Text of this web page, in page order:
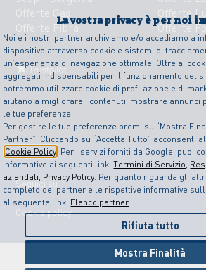
La vostra privacy è per noi
Noi e i nostri partner archiviamo e/o accediamo a
dispositivo attraverso cookie e sistemi di
un’esperienza di navigazione ottimale. Oltre ai
aggregati indispensabili per il funzionamento del
potremmo utilizzare cookie di profilazione e di
aiutano a migliorare i contenuti, mostrare annunci
le tue preferenze
Per gestire le tue preferenze premi su “Mostra
Partner”. Cliccando su “Accetta Tutto” acconsenti
Cookie Policy . Per i servizi forniti da Google, puoi
informative ai seguenti link:Termini di Servizio,
aziendali, Privacy Policy. Per quanto riguarda gli
completo dei partner e le rispettive informative
al seguente link: Elenco partner
Rifiuta tutto
Mostra Finalità
Offerte Gas
Offerte
Offerte Fibra
Offerte
Seguici su
Cookie policy